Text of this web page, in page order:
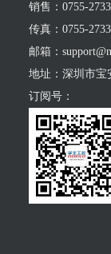
销售：0755-
传真：0755-
邮箱：
地址：深圳市宝
订阅号：